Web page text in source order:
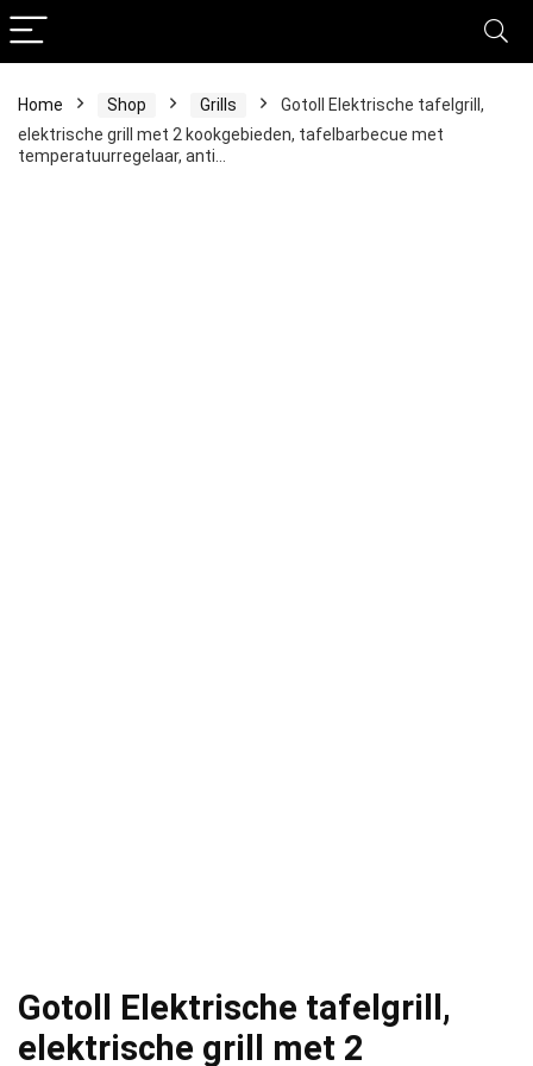
Home Shop Grills
Gotoll Elektrische tafelgrill,
elektrische grill met 2 kookgebieden, tafelbarbecue met
temperatuurregelaar, anti…
Gotoll Elektrische tafelgrill,
elektrische grill met 2